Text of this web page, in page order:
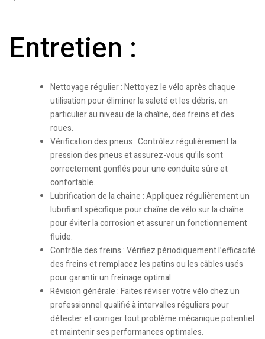
Entretien :
Nettoyage régulier : Nettoyez le vélo après chaque
utilisation pour éliminer la saleté et les débris, en
particulier au niveau de la chaîne, des freins et des
roues.
Vérification des pneus : Contrôlez régulièrement la
pression des pneus et assurez-vous qu’ils sont
correctement gonflés pour une conduite sûre et
confortable.
Lubrification de la chaîne : Appliquez régulièrement un
lubrifiant spécifique pour chaîne de vélo sur la chaîne
pour éviter la corrosion et assurer un fonctionnement
fluide.
Contrôle des freins : Vérifiez périodiquement l’efficacité
des freins et remplacez les patins ou les câbles usés
pour garantir un freinage optimal.
Révision générale : Faites réviser votre vélo chez un
professionnel qualifié à intervalles réguliers pour
détecter et corriger tout problème mécanique potentiel
et maintenir ses performances optimales.